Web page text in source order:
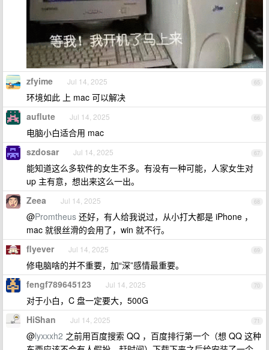
65
zfyime Jul 14, 2025
环境如此 上 mac 可以解决
66
auflute Jul 14, 2025
电脑小白适合用 mac
67
szdosar Jul 14, 2025
能知道这么多软件的女生不多。有没有一种可能，人家女生对
up 主有意，想出来这么一出。
68
Zeea Jul 14, 2025
@Promtheus 还好，有人给我说过，从小打大都是 iPhone ，
mac 就很丝滑的会用了，win 就不行。
69
flyever Jul 14, 2025
修电脑啥的并不重要，加“深”感情最重要。
70
fengf789645123 Jul 14, 2025
对于小白，C 盘一定要大，500G
71
HiShan Jul 14, 2025
@lyxxxh2 之前用百度搜索 QQ ，百度排行第一个（想 QQ 这种